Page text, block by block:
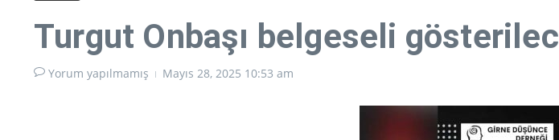
Turgut Onbaşı belgeseli
Yorum yapılmamış Mayıs 28, 2025 10:53 am